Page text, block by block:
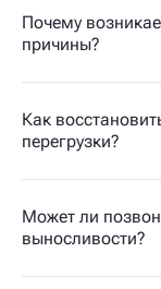
Почему
причины?
Как
перегрузки?
Может ли
выносливости?